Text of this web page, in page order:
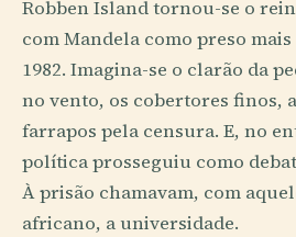
Robben Island tornou-se o
com Mandela como preso mais
1982. Imagina-se o clarão da
no vento, os cobertores finos,
farrapos pela censura. E, no
política prosseguiu como
À prisão chamavam, com
africano, a universidade.